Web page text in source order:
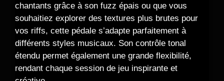
chantants grâce à son fuzz épais ou que vous
souhaitiez explorer des textures plus brutes pour
vos riffs, cette pédale s’adapte parfaitement à
différents styles musicaux. Son contrôle tonal
étendu permet également une grande flexibilité,
rendant chaque session de jeu inspirante et